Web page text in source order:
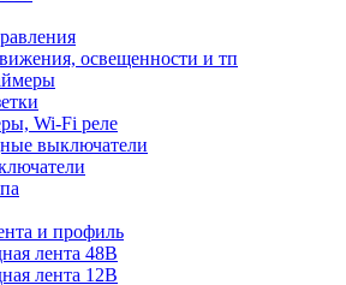
освещенности и тп
Wi-Fi реле
выключатели
и профиль
лента 48В
лента 12В